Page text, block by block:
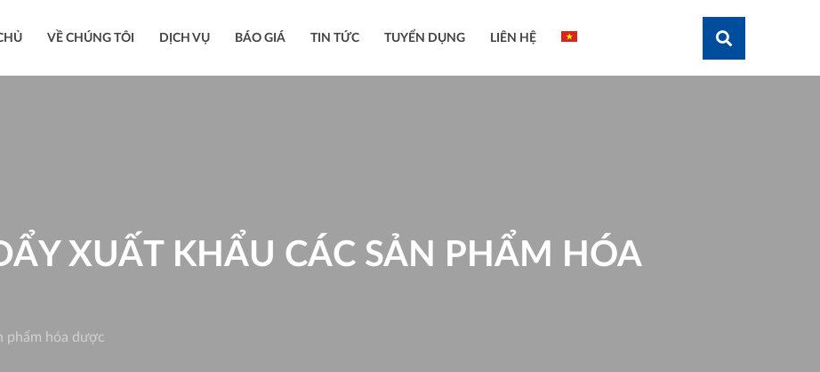
VỀ CHÚNG TÔI DỊCH VỤ BÁO GIÁ TIN TỨC TUYỂN DỤNG LIÊN HỆ
XUẤT KHẨU CÁC SẢN PHẨM HÓA
phẩm hóa dược